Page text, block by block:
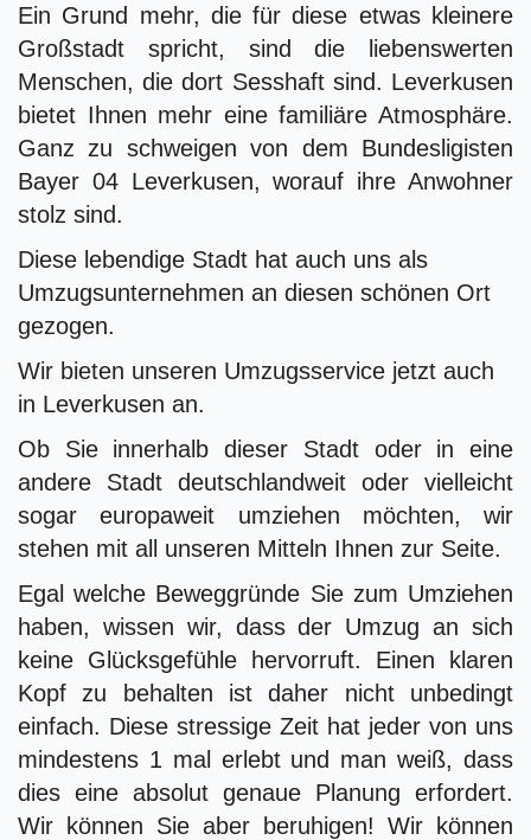
Ein Grund mehr, die für diese etwas kleinere
Großstadt spricht, sind die liebenswerten
Menschen, die dort Sesshaft sind. Leverkusen
bietet Ihnen mehr eine familiäre Atmosphäre.
Ganz zu schweigen von dem Bundesligisten
Bayer 04 Leverkusen, worauf ihre Anwohner
stolz sind.
Diese lebendige Stadt hat auch uns als
Umzugsunternehmen an diesen schönen Ort
gezogen.
Wir bieten unseren Umzugsservice jetzt auch
in Leverkusen an.
Ob Sie innerhalb dieser Stadt oder in eine
andere Stadt deutschlandweit oder vielleicht
sogar europaweit umziehen möchten, wir
stehen mit all unseren Mitteln Ihnen zur Seite.
Egal welche Beweggründe Sie zum Umziehen
haben, wissen wir, dass der Umzug an sich
keine Glücksgefühle hervorruft. Einen klaren
Kopf zu behalten ist daher nicht unbedingt
einfach. Diese stressige Zeit hat jeder von uns
mindestens 1 mal erlebt und man weiß, dass
dies eine absolut genaue Planung erfordert.
Wir können Sie aber beruhigen! Wir können